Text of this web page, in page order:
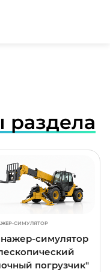
раздела
СИМУЛЯТОР
симулятор
погрузчик"